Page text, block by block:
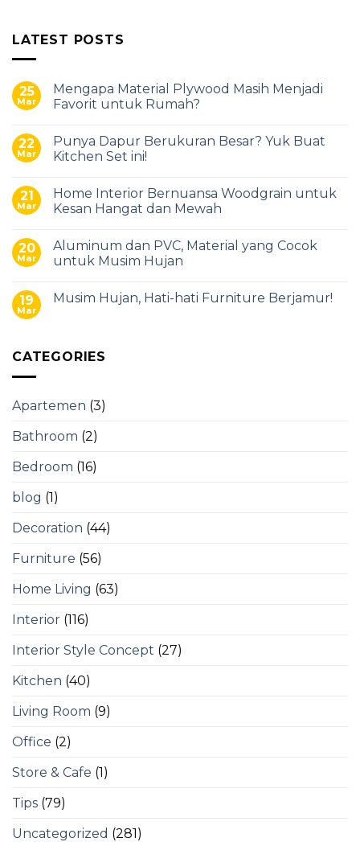
LATEST POSTS
25
Mar
Mengapa Material Plywood Masih Menjadi
Favorit untuk Rumah?
22
Mar
Punya Dapur Berukuran Besar? Yuk Buat
Kitchen Set ini!
21
Mar
Home Interior Bernuansa Woodgrain untuk
Kesan Hangat dan Mewah
20
Mar
Aluminum dan PVC, Material yang Cocok
untuk Musim Hujan
19
Mar
Musim Hujan, Hati-hati Furniture Berjamur!
CATEGORIES
Apartemen (3)
Bathroom (2)
Bedroom (16)
blog (1)
Decoration (44)
Furniture (56)
Home Living (63)
Interior (116)
Interior Style Concept (27)
Kitchen (40)
Living Room (9)
Office (2)
Store & Cafe (1)
Tips (79)
Uncategorized (281)